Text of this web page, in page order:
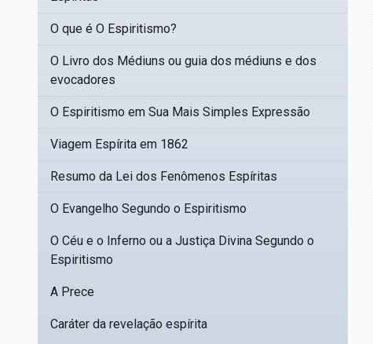
O que é O Espiritismo?
O Livro dos Médiuns ou guia dos médiuns e dos
evocadores
O Espiritismo em Sua Mais Simples Expressão
Viagem Espírita em 1862
Resumo da Lei dos Fenômenos Espíritas
O Evangelho Segundo o Espiritismo
O Céu e o Inferno ou a Justiça Divina Segundo o
Espiritismo
A Prece
Caráter da revelação espírita